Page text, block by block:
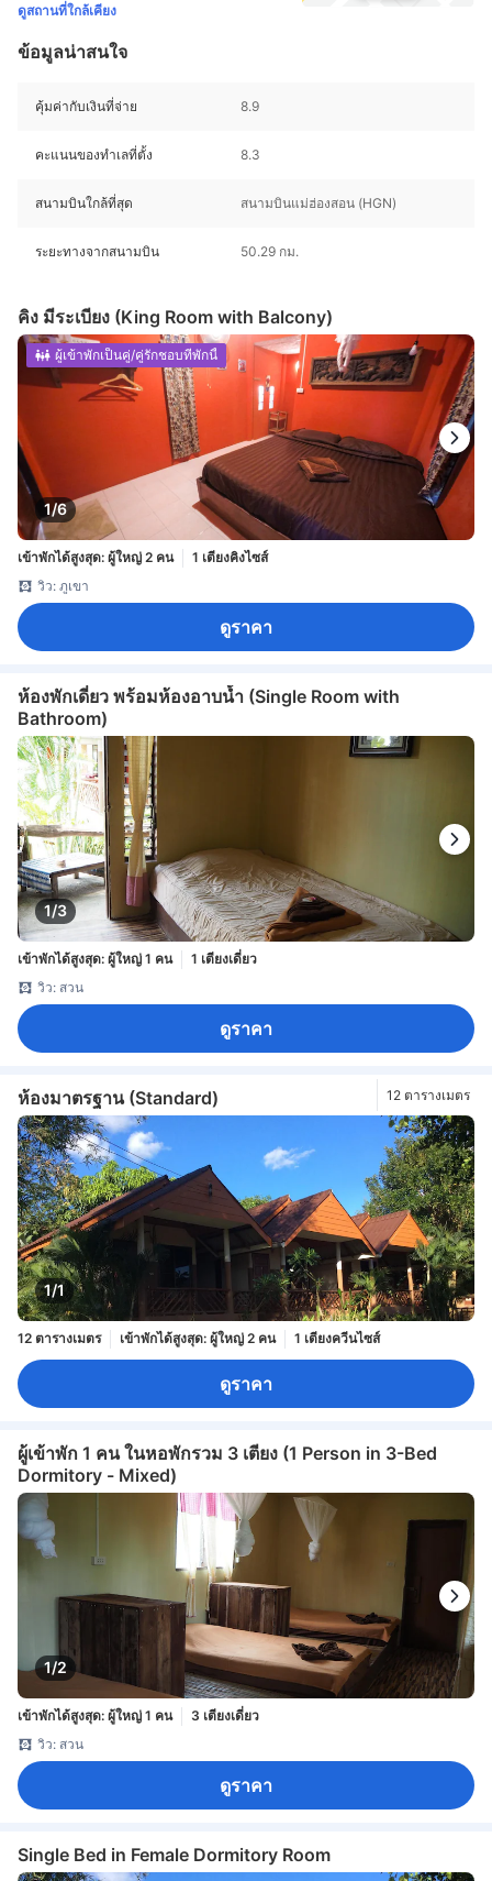
ดูสถานที่ใกล้เคียง
ข้อมูลน่าสนใจ
คุ้มค่ากับเงินที่จ่าย 8.9
คะแนนของทำเลที่ตั้ง 8.3
สนามบินใกล้ที่สุด สนามบินแม่ฮ่องสอน (HGN)
ระยะทางจากสนามบิน 50.29 กม.
คิง มีระเบียง (King Room with Balcony)
1/6
ผู้เข้าพักเป็นคู่/คู่รักชอบที่พักนี้
เข้าพักได้สูงสุด: ผู้ใหญ่ 2 คน
1 เตียงคิงไซส์
วิว: ภูเขา
ดูราคา
ห้องพักเดี่ยว พร้อมห้องอาบน้ำ (Single Room with
Bathroom)
1/3
เข้าพักได้สูงสุด: ผู้ใหญ่ 1 คน
1 เตียงเดี่ยว
วิว: สวน
ดูราคา
ห้องมาตรฐาน (Standard) 12 ตารางเมตร
1/1
12 ตารางเมตร เข้าพักได้สูงสุด: ผู้ใหญ่ 2 คน 1 เตียงควีนไซส์
ดูราคา
ผู้เข้าพัก 1 คน ในหอพักรวม 3 เตียง (1 Person in 3-Bed
Dormitory - Mixed)
1/2
เข้าพักได้สูงสุด: ผู้ใหญ่ 1 คน
3 เตียงเดี่ยว
วิว: สวน
ดูราคา
Single Bed in Female Dormitory Room